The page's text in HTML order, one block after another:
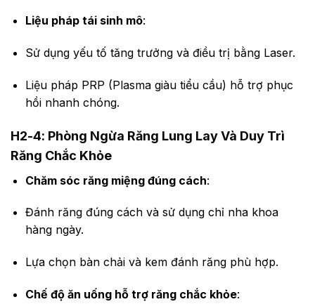
Liệu pháp tái sinh mô:
Sử dụng yếu tố tăng trưởng và điều trị bằng Laser.
Liệu pháp PRP (Plasma giàu tiểu cầu) hỗ trợ phục
hồi nhanh chóng.
H2-4: Phòng Ngừa Răng Lung Lay Và Duy Trì
Răng Chắc Khỏe
Chăm sóc răng miệng đúng cách:
Đánh răng đúng cách và sử dụng chỉ nha khoa
hàng ngày.
Lựa chọn bàn chải và kem đánh răng phù hợp.
Chế độ ăn uống hỗ trợ răng chắc khỏe: